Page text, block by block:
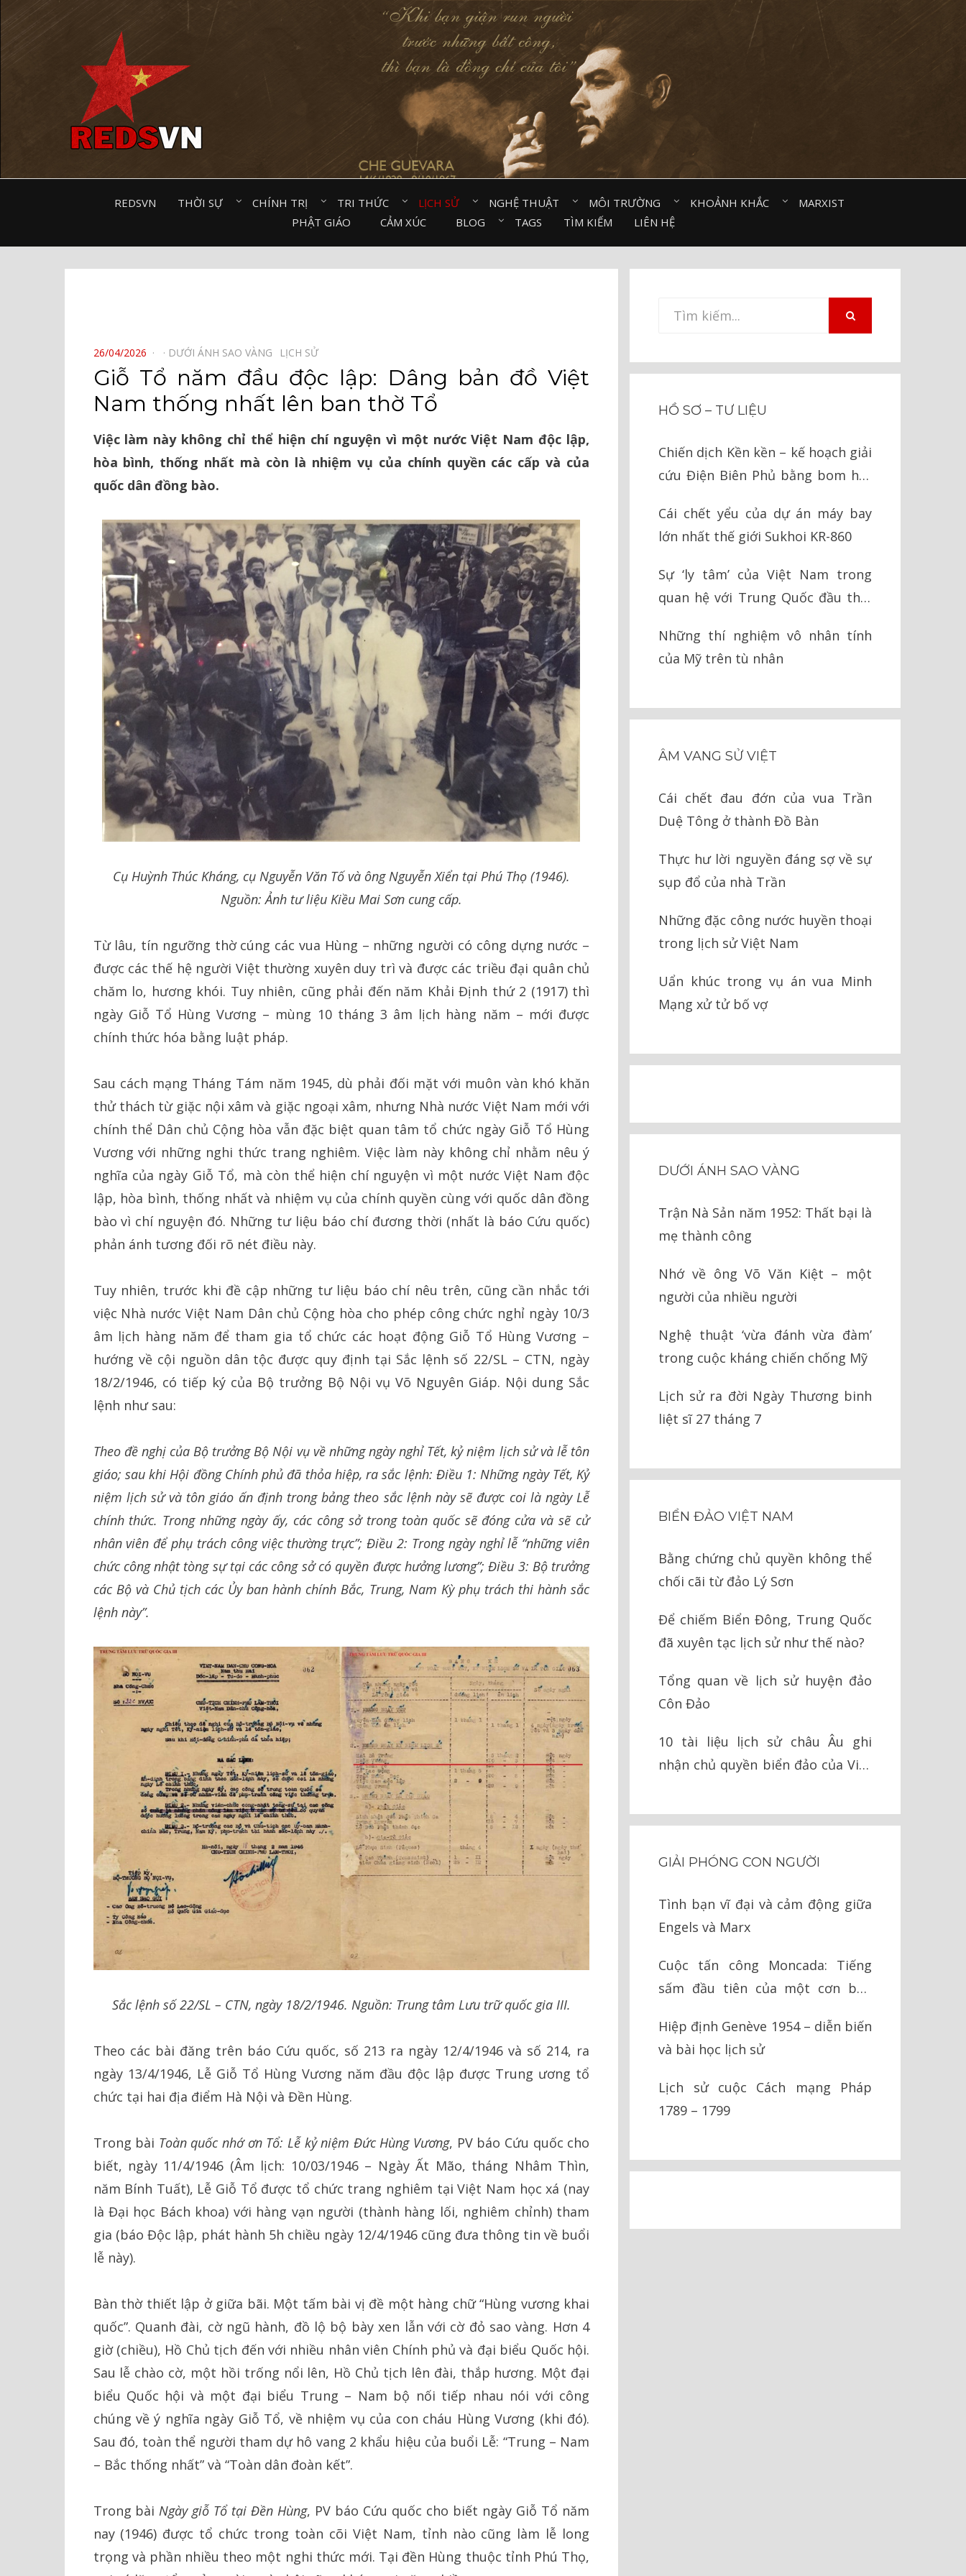
REDSVN THỜI SỰ⠀ CHÍNH TRỊ⠀ TRI THỨC⠀ LỊCH SỬ⠀ NGHỆ THUẬT⠀ MÔI TRƯỜNG⠀ KHOẢNH KHẮC⠀
MARXIST⠀
PHẬT GIÁO⠀
CẢM XÚC⠀ BLOG⠀ TAGS TÌM KIẾM LIÊN HỆ
POSTED
ON
26/04/2026 DƯỚI ÁNH SAO VÀNG⠀ LỊCH SỬ⠀
Giỗ Tổ năm đầu độc lập: Dâng bản đồ Việt
Nam thống nhất lên ban thờ Tổ
Việc làm này không chỉ thể hiện chí nguyện vì một nước Việt Nam độc lập,
hòa bình, thống nhất mà còn là nhiệm vụ của chính quyền các cấp và của
quốc dân đồng bào.
Cụ Huỳnh Thúc Kháng, cụ Nguyễn Văn Tố và ông Nguyễn Xiển tại Phú Thọ (1946).
Nguồn: Ảnh tư liệu Kiều Mai Sơn cung cấp.
Từ lâu, tín ngưỡng thờ cúng các vua Hùng – những người có công dựng nước –
được các thế hệ người Việt thường xuyên duy trì và được các triều đại quân chủ
chăm lo, hương khói. Tuy nhiên, cũng phải đến năm Khải Định thứ 2 (1917) thì
ngày Giỗ Tổ Hùng Vương – mùng 10 tháng 3 âm lịch hàng năm – mới được
chính thức hóa bằng luật pháp.
Sau cách mạng Tháng Tám năm 1945, dù phải đối mặt với muôn vàn khó khăn
thử thách từ giặc nội xâm và giặc ngoại xâm, nhưng Nhà nước Việt Nam mới với
chính thể Dân chủ Cộng hòa vẫn đặc biệt quan tâm tổ chức ngày Giỗ Tổ Hùng
Vương với những nghi thức trang nghiêm. Việc làm này không chỉ nhằm nêu ý
nghĩa của ngày Giỗ Tổ, mà còn thể hiện chí nguyện vì một nước Việt Nam độc
lập, hòa bình, thống nhất và nhiệm vụ của chính quyền cùng với quốc dân đồng
bào vì chí nguyện đó. Những tư liệu báo chí đương thời (nhất là báo Cứu quốc)
phản ánh tương đối rõ nét điều này.
Tuy nhiên, trước khi đề cập những tư liệu báo chí nêu trên, cũng cần nhắc tới
việc Nhà nước Việt Nam Dân chủ Cộng hòa cho phép công chức nghỉ ngày 10/3
âm lịch hàng năm để tham gia tổ chức các hoạt động Giỗ Tổ Hùng Vương –
hướng về cội nguồn dân tộc được quy định tại Sắc lệnh số 22/SL – CTN, ngày
18/2/1946, có tiếp ký của Bộ trưởng Bộ Nội vụ Võ Nguyên Giáp. Nội dung Sắc
lệnh như sau:
Theo đề nghị của Bộ trưởng Bộ Nội vụ về những ngày nghỉ Tết, kỷ niệm lịch sử và lễ tôn
giáo; sau khi Hội đồng Chính phủ đã thỏa hiệp, ra sắc lệnh: Điều 1: Những ngày Tết, Kỷ
niệm lịch sử và tôn giáo ấn định trong bảng theo sắc lệnh này sẽ được coi là ngày Lễ
chính thức. Trong những ngày ấy, các công sở trong toàn quốc sẽ đóng cửa và sẽ cử
nhân viên để phụ trách công việc thường trực”; Điều 2: Trong ngày nghỉ lễ “những viên
chức công nhật tòng sự tại các công sở có quyền được hưởng lương”; Điều 3: Bộ trưởng
các Bộ và Chủ tịch các Ủy ban hành chính Bắc, Trung, Nam Kỳ phụ trách thi hành sắc
lệnh này”.
Sắc lệnh số 22/SL – CTN, ngày 18/2/1946. Nguồn: Trung tâm Lưu trữ quốc gia III.
Theo các bài đăng trên báo Cứu quốc, số 213 ra ngày 12/4/1946 và số 214, ra
ngày 13/4/1946, Lễ Giỗ Tổ Hùng Vương năm đầu độc lập được Trung ương tổ
chức tại hai địa điểm Hà Nội và Đền Hùng.
Trong bài Toàn quốc nhớ ơn Tổ: Lễ kỷ niệm Đức Hùng Vương, PV báo Cứu quốc cho
biết, ngày 11/4/1946 (Âm lịch: 10/03/1946 – Ngày Ất Mão, tháng Nhâm Thìn,
năm Bính Tuất), Lễ Giỗ Tổ được tổ chức trang nghiêm tại Việt Nam học xá (nay
là Đại học Bách khoa) với hàng vạn người (thành hàng lối, nghiêm chỉnh) tham
gia (báo Độc lập, phát hành 5h chiều ngày 12/4/1946 cũng đưa thông tin về buổi
lễ này).
Bàn thờ thiết lập ở giữa bãi. Một tấm bài vị đề một hàng chữ “Hùng vương khai
quốc”. Quanh đài, cờ ngũ hành, đồ lộ bộ bày xen lẫn với cờ đỏ sao vàng. Hơn 4
giờ (chiều), Hồ Chủ tịch đến với nhiều nhân viên Chính phủ và đại biểu Quốc hội.
Sau lễ chào cờ, một hồi trống nổi lên, Hồ Chủ tịch lên đài, thắp hương. Một đại
biểu Quốc hội và một đại biểu Trung – Nam bộ nối tiếp nhau nói với công
chúng về ý nghĩa ngày Giỗ Tổ, về nhiệm vụ của con cháu Hùng Vương (khi đó).
Sau đó, toàn thể người tham dự hô vang 2 khẩu hiệu của buổi Lễ: “Trung – Nam
– Bắc thống nhất” và “Toàn dân đoàn kết”.
Trong bàiNgày giỗ Tổ tại Đền Hùng, PV báo Cứu quốc cho biết ngày Giỗ Tổ năm
nay (1946) được tổ chức trong toàn cõi Việt Nam, tỉnh nào cũng làm lễ long
trọng và phần nhiều theo một nghi thức mới. Tại đền Hùng thuộc tỉnh Phú Thọ,
Tìm
HỒ SƠ – TƯ LIỆU
Chiến dịch Kền kền – kế hoạch giải
cứu Điện Biên Phủ bằng bom hạt
Cái chết yểu của dự án máy bay
lớn nhất thế giới Sukhoi KR-860
Sự ‘ly tâm’ của Việt Nam trong
quan hệ với Trung Quốc đầu thời
Những thí nghiệm vô nhân tính
của Mỹ trên tù nhân
ÂM VANG SỬ VIỆT
Cái chết đau đớn của vua Trần
Duệ Tông ở thành Đồ Bàn
Thực hư lời nguyền đáng sợ về sự
sụp đổ của nhà Trần
Những đặc công nước huyền thoại
trong lịch sử Việt Nam
Uẩn khúc trong vụ án vua Minh
Mạng xử tử bố vợ
DƯỚI ÁNH SAO VÀNG
Trận Nà Sản năm 1952: Thất bại là
mẹ thành công
Nhớ về ông Võ Văn Kiệt – một
người của nhiều người
Nghệ thuật ‘vừa đánh vừa đàm’
trong cuộc kháng chiến chống Mỹ
Lịch sử ra đời Ngày Thương binh
liệt sĩ 27 tháng 7
BIỂN ĐẢO VIỆT NAM
Bằng chứng chủ quyền không thể
chối cãi từ đảo Lý Sơn
Để chiếm Biển Đông, Trung Quốc
đã xuyên tạc lịch sử như thế nào?
Tổng quan về lịch sử huyện đảo
Côn Đảo
10 tài liệu lịch sử châu Âu ghi
nhận chủ quyền biển đảo của Việt
GIẢI PHÓNG CON NGƯỜI
Tình bạn vĩ đại và cảm động giữa
Engels và Marx
Cuộc tấn công Moncada: Tiếng
sấm đầu tiên của một cơn bão
Hiệp định Genève 1954 – diễn biến
và bài học lịch sử
Lịch sử cuộc Cách mạng Pháp
1789 – 1799